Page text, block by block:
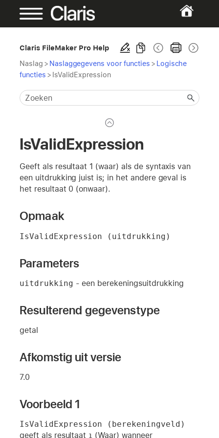
Claris FileMaker Pro Help
Naslag > Naslaggegevens voor functies > Logische
functies > IsValidExpression
IsValidExpression
Geeft als resultaat 1 (waar) als de syntaxis van
een uitdrukking juist is; in het andere geval is
het resultaat 0 (onwaar).
Opmaak
IsValidExpression (uitdrukking)
Parameters
uitdrukking - een berekeningsuitdrukking
Resulterend gegevenstype
getal
Afkomstig uit versie
7.0
Voorbeeld 1
IsValidExpression (berekeningveld)
geeft als resultaat 1 (Waar) wanneer